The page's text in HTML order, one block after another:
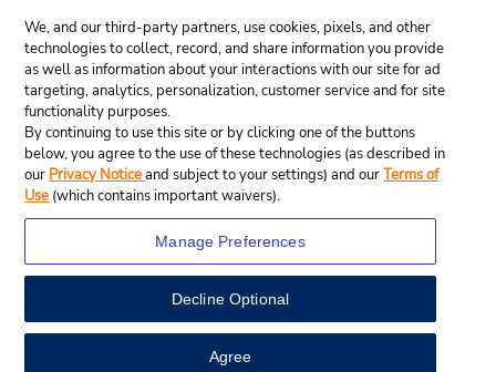
View Map
© 2024 Budget Rent A Car System, Inc.
We, and our third-party partners, use cookies, pixels, and other
technologies to collect, record, and share information you provide
as well as information about your interactions with our site for ad
targeting, analytics, personalization, customer service and for site
functionality purposes.
By continuing to use this site or by clicking one of the buttons
below, you agree to the use of these technologies (as described in
our Privacy Noticeand subject to your settings) and ourTerms of
Use (which contains important waivers).
Manage Preferences
Decline Optional
Agree